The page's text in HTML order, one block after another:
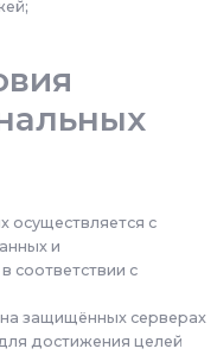
осуществляется с
и
соответствии с
защищённых серверах
достижения целей